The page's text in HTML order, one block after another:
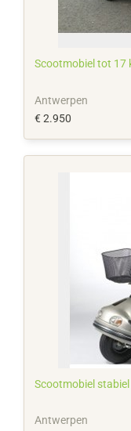
Scootmobiel tot 17
Antwerpen
€ 2.950
Scootmobiel
Antwerpen